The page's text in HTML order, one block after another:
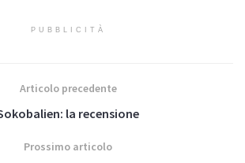
PUBBLICITÀ
Articolo precedente
la recensione
Prossimo articolo